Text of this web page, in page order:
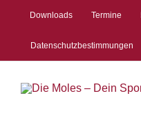
springen
Downloads Termine
Datenschutzbestimmungen